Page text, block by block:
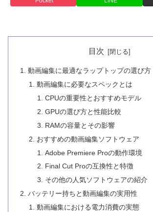
目次
動画編集に最適なラップトップの選び方
動画編集に必要なスペックとは
CPUの重要性とおすすめモデル
GPUの選び方と性能比較
RAMの容量とその影響
おすすめの動画編集ソフトウェア
Adobe Premiere Proの動作環境
Final Cut Proの互換性と特徴
その他の人気ソフトウェアの紹介
バッテリー持ちと動画編集の実用性
動画編集における電力消費の実態